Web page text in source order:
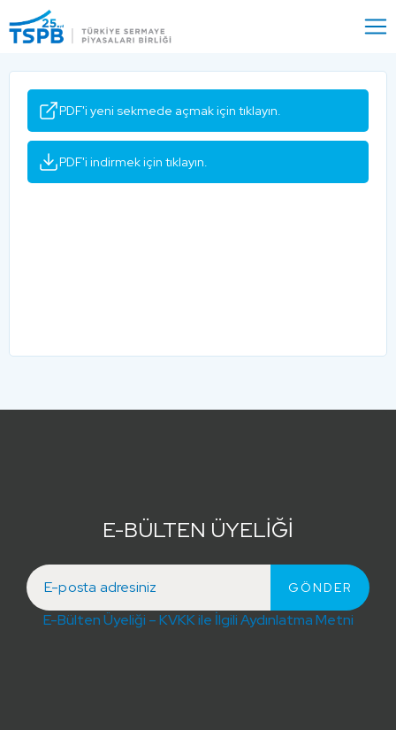
Close
PDF'i yeni sekmede açmak için tıklayın.
PDF'i indirmek için tıklayın.
E-BÜLTEN ÜYELİĞİ
E-Bülten Üyeliği – KVKK ile İlgili Aydınlatma Metni